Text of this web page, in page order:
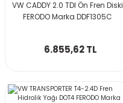
VW CADDY 2.0 TDI Ön Fren Diski
FERODO Marka DDF1305C
6.855,62 TL